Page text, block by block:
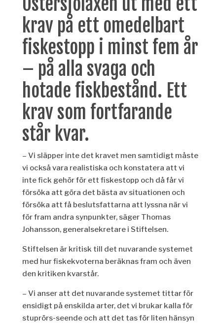
krav på ett omedelbart
fiskestopp i minst fem år
– på alla svaga och
hotade fiskbestånd. Ett
krav som fortfarande
står kvar.
– Vi släpper inte det kravet men samtidigt måste
vi också vara realistiska och konstatera att vi
inte fick gehör för ett fiskestopp och då får vi
försöka att göra det bästa av situationen och
försöka att få beslutsfattarna att lyssna när vi
för fram andra synpunkter, säger Thomas
Johansson, generalsekretare i Stiftelsen.
Stiftelsen är kritisk till det nuvarande systemet
med hur fiskekvoterna beräknas fram och även
den kritiken kvarstår.
– Vi anser att det nuvarande systemet tittar för
ensidigt på enskilda arter, det vi brukar kalla för
stuprörs-seende och att det tas för liten hänsyn